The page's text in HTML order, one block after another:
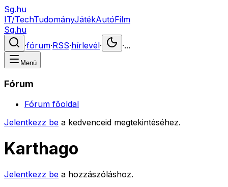
Sg.hu
IT/TechTudományJátékAutóFilm
Sg.hu
·fórum·RSS·hírlevél· ·...
Menü
Fórum
Fórum főoldal
Jelentkezz be a kedvenceid megtekintéséhez.
Karthago
Jelentkezz be a hozzászóláshoz.